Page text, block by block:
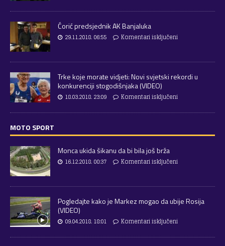
Ćorić predsjednik AK Banjaluka
29.11.2018. 06:55 Komentari isključeni
Trke koje morate vidjeti: Novi svjetski rekordi u
konkurenciji stogodišnjaka (VIDEO)
18.03.2018. 23:09 Komentari isključeni
MOTO SPORT
Monca ukida šikanu da bi bila još brža
16.12.2018. 00:37 Komentari isključeni
Pogledajte kako je Markez mogao da ubije Rosija
(VIDEO)
09.04.2018. 18:01 Komentari isključeni